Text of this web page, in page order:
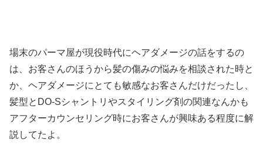
場末のパーマ屋が現役時代にヘアダメージの話をするの
は、お客さんのほうから髪の傷みの悩みを相談された時と
か、ヘアダメージにとても敏感なお客さんだけだったし、
髪型とDO-Sシャントリやスタイリング剤の関連なんかも
アフターカウンセリング時にお客さんが興味ある程度に解
説してたよ。